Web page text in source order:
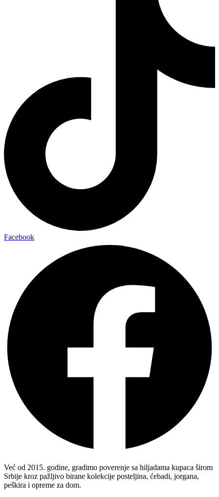
Facebook
Već od 2015. godine, gradimo poverenje sa hiljadama kupaca širom
Srbije kroz pažljivo birane kolekcije posteljina, ćebadi, jorgana,
peškira i opreme za dom.